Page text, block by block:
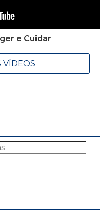
e Cuidar
VÍDEOS